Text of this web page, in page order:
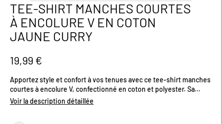
Passer
au
début
de
la
d’images
TEE-SHIRT MANCHES COURTES
À ENCOLURE V EN COTON
JAUNE CURRY
19,99 €
Apportez style et confort à vos tenues avec ce tee-shirt manches
courtes à encolure V, confectionné en coton et polyester. Sa
matière douce et légère assure un confort optimal, tandis que
ses coloris tendance apportent une touche lumineuse et
Voir la description détaillée